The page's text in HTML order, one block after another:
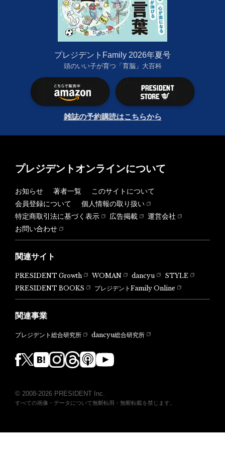
プレジデントFamily 2026年夏号
頭のいい子が育つ「育脳」大百科
雑誌の予約購読はこちらから
プレジデントオンラインについて
お知らせ 著者一覧
このサイトについて
会員登録について
個人情報の取り扱い
特定商取引法に基づく表示
広告掲載
運営会社
お問い合わせ
関連サイト
PRESIDENT Growth WOMAN dancyu
STYLE
PRESIDENT BOOKS
プレジデントFamily Online
関連事業
プレジデント総合研究所 dancyu総合研究所
© 2008-2026 PRESIDENT Inc.
すべての画像・データについて無断転用・無断転載を禁じます。